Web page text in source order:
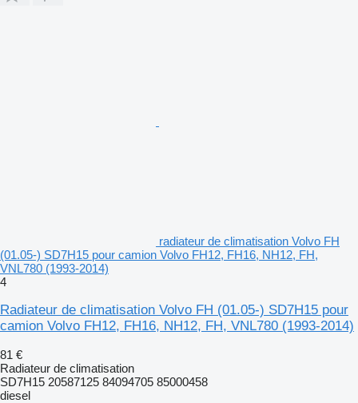
radiateur de climatisation Volvo FH
(01.05-) SD7H15 pour camion Volvo FH12, FH16, NH12, FH,
VNL780 (1993-2014)
4
Radiateur de climatisation Volvo FH (01.05-) SD7H15 pour
camion Volvo FH12, FH16, NH12, FH, VNL780 (1993-2014)
81 €
Radiateur de climatisation
SD7H15 20587125 84094705 85000458
diesel